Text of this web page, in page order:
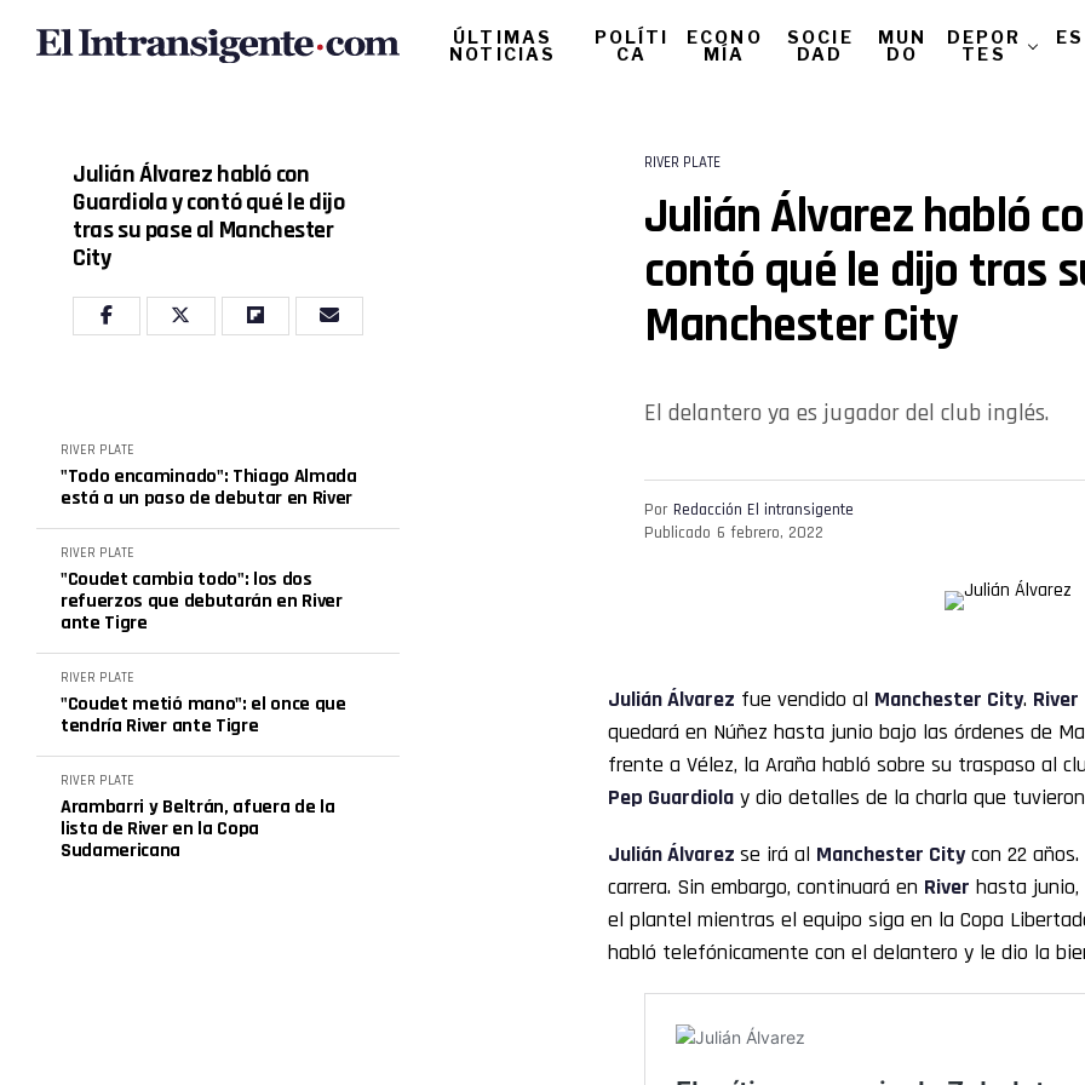
ÚLTIMAS
NOTICIAS
POLÍTI
CA
ECONO
MÍA
SOCIE
DAD
MUN
DO
DEPOR
TES
Julián Álvarez habló con
Guardiola y contó qué le dijo
tras su pase al Manchester
City
RIVER PLATE
"Todo encaminado": Thiago Almada
está a un paso de debutar en River
RIVER PLATE
"Coudet cambia todo": los dos
refuerzos que debutarán en River
ante Tigre
RIVER PLATE
"Coudet metió mano": el once que
tendría River ante Tigre
RIVER PLATE
Arambarri y Beltrán, afuera de la
lista de River en la Copa
Sudamericana
RIVER PLATE
Julián Álvarez habló
contó qué le dijo tras
Manchester City
El delantero ya es jugador del club inglés.
Por Redacción El intransigente
Publicado 6 febrero, 2022
Julián Álvarez fue vendido al Manchester City. River
quedará en Núñez hasta junio bajo las órdenes de
frente a Vélez, la Araña habló sobre su traspaso al
Pep Guardiola y dio detalles de la charla que
Julián Álvarez se irá al Manchester Citycon 22
carrera. Sin embargo, continuará en River hasta junio,
el plantel mientras el equipo siga en la Copa
habló telefónicamente con el delantero y le dio la